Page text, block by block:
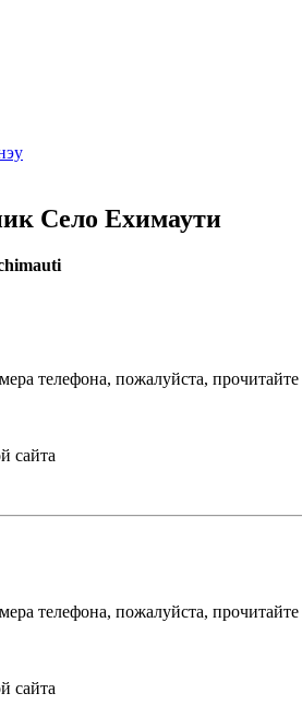
Село Ехимаути
телефона, пожалуйста, прочитайте
сайта
телефона, пожалуйста, прочитайте
сайта